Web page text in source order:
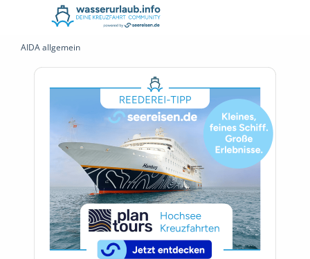
AIDA allgemein